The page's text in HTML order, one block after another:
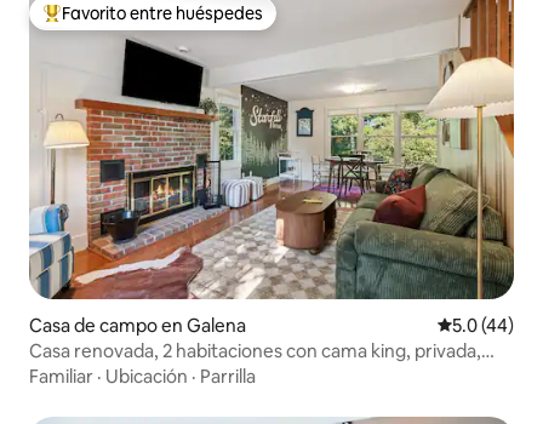
Favorito entre huéspedes preferido
Favorito entre huéspedes
Casa de campo en Galena Calificación
5.0 (44)
Casa renovada, 2 habitaciones con cama king, privada,
fogata, piscinas
Familiar · Ubicación · Parrilla